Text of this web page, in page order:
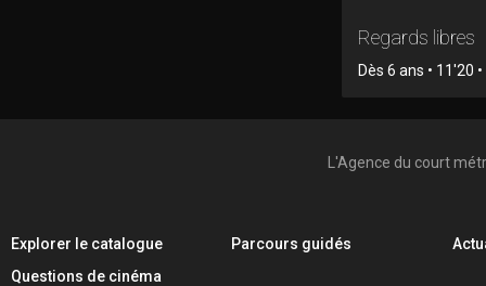
Regards libres
Dès 6 ans • 11'20
L'Agence du court
Explorer le catalogue
Questions de cinéma
Parcours guidés